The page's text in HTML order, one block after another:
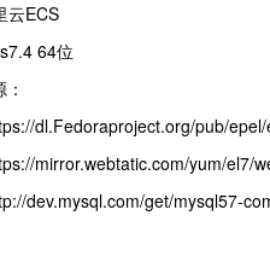
云ECS
64位
dl.Fedoraproject.org/pub/
mirror.webtatic.com/yum/el7/
dev.mysql.com/get/mysql57-